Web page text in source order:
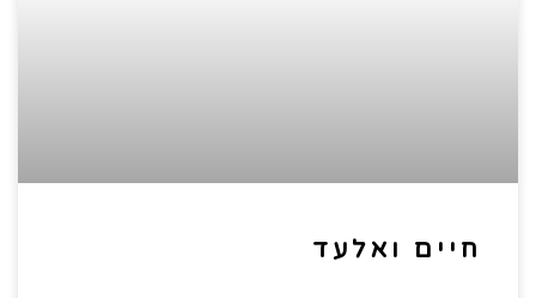
חיים ואלעד